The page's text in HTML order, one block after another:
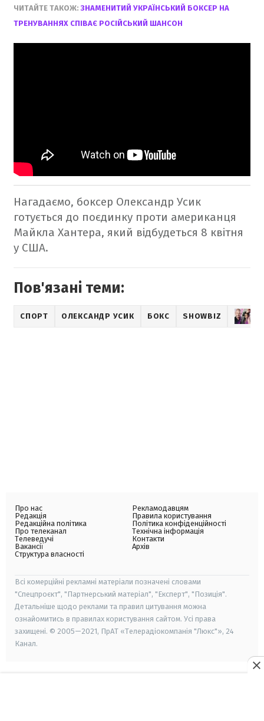
ЧИТАЙТЕ ТАКОЖ:ЗНАМЕНИТИЙ УКРАЇНСЬКИЙ БОКСЕР НА
ТРЕНУВАННЯХ СПІВАЄ РОСІЙСЬКИЙ ШАНСОН
Нагадаємо, боксер Олександр Усик
готується до поєдинку проти американця
Майкла Хантера, який відбудеться 8 квітня
у США.
Пов'язані теми:
СПОРТ ОЛЕКСАНДР УСИК БОКС SHOWBIZ
Про нас
Редакція
Редакційна політика
Про телеканал
Телеведучі
Вакансії
Структура власності
Рекламодавцям
Правила користування
Політика конфіденційності
Технічна інформація
Контакти
Архів
Всі комерційні рекламні матеріали позначені словами
"Спецпроєкт", "Партнерський матеріал", "Експерт", "Позиція".
Детальніше щодо реклами та правил цитування можна
ознайомитись в правилах користування сайтом. Усі права
захищені. © 2005—2021, ПрАТ «Телерадіокомпанія "Люкс"», 24
Канал.